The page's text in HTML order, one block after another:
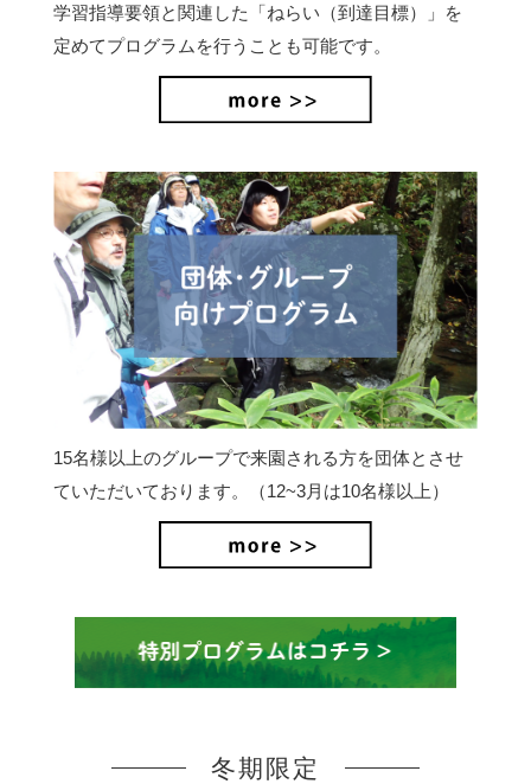
学習指導要領と関連した「ねらい（到達目標）」を
定めてプログラムを行うことも可能です。
15名様以上のグループで来園される方を団体とさせ
ていただいております。（12~3月は10名様以上）
冬期限定